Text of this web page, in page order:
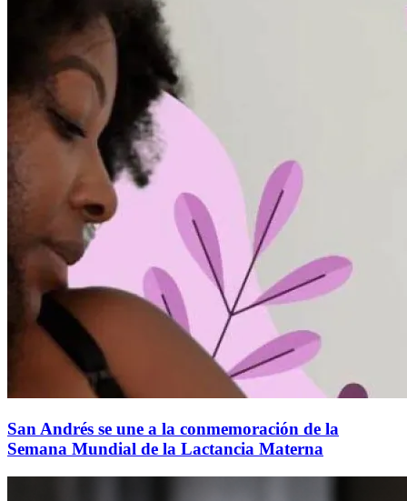
San Andrés se une a la conmemoración de la
Semana Mundial de la Lactancia Materna